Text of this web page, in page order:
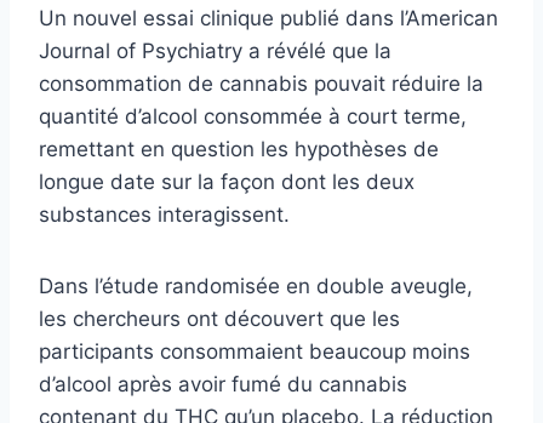
Un nouvel essai clinique publié dans l’American
Journal of Psychiatry a révélé que la
consommation de cannabis pouvait réduire la
quantité d’alcool consommée à court terme,
remettant en question les hypothèses de
longue date sur la façon dont les deux
substances interagissent.
Dans l’étude randomisée en double aveugle,
les chercheurs ont découvert que les
participants consommaient beaucoup moins
d’alcool après avoir fumé du cannabis
contenant du THC qu’un placebo. La réduction